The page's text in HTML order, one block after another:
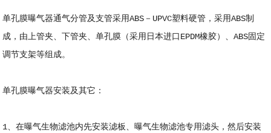
单孔膜曝气器通气分管及支管采用ABS－UPVC塑料硬管，采用ABS制
成，由上管夹、下管夹、单孔膜（采用日本进口EPDM橡胶）、ABS固定
调节支架等组成。
单孔膜曝气器安装及其它：
1、在曝气生物滤池内先安装滤板、曝气生物滤池专用滤头，然后安装